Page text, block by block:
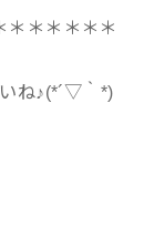
＊＊＊＊＊＊
ね♪(*´▽｀*)